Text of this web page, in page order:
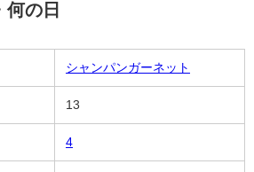
の日
シャンパンガーネット
13
4